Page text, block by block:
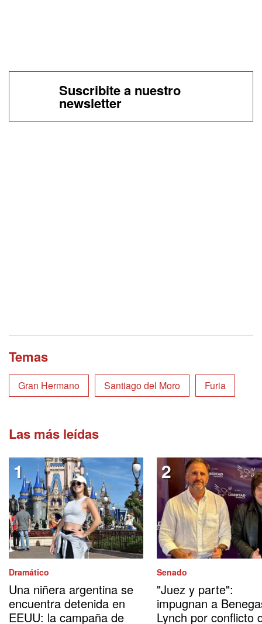
Suscribite a nuestro
newsletter
Temas
Gran Hermano Santiago del Moro Furia
Las más leídas
Dramático
Una niñera argentina se
encuentra detenida en
EEUU: la campaña de
Senado
"Juez y parte":
impugnan a
Lynch por conflicto